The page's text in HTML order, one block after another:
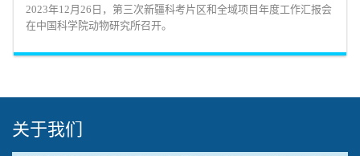
2023年12月26日，第三次新疆科考片区和全域项目年度工作汇报会
在中国科学院动物研究所召开。
关于我们